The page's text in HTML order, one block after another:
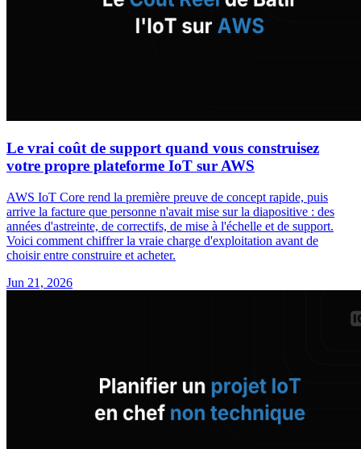
Le vrai coût de support quand vous construisez
votre propre plateforme IoT sur AWS
AWS IoT Core rend la première preuve de concept rapide, puis
arrive la facture que personne n'avait mise sur la diapositive : des
années d'astreinte, de correctifs, de mise à l'échelle et de support.
Voici comment chiffrer la vraie charge d'exploitation avant de
choisir entre construire et acheter.
Jun 21, 2026